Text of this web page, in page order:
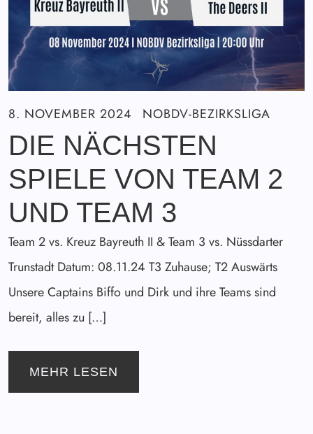
8. NOVEMBER 2024 NOBDV-BEZIRKSLIGA
DIE NÄCHSTEN
SPIELE VON TEAM 2
UND TEAM 3
Team 2 vs. Kreuz Bayreuth II & Team 3 vs. Nüssdarter
Trunstadt Datum: 08.11.24 T3 Zuhause; T2 Auswärts
Unsere Captains Biffo und Dirk und ihre Teams sind
bereit, alles zu […]
MEHR LESEN